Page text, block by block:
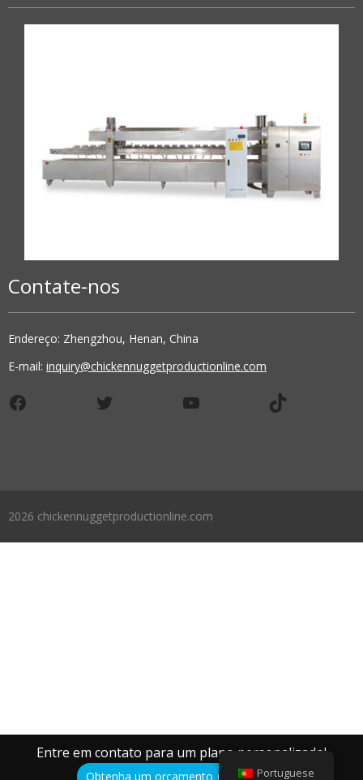
Contate-nos
Endereço: Zhengzhou, Henan, China
E-mail: inquiry@chickennuggetproductionline.com
Facebook Twitter YouTube TikTok
2026 chickennuggetproductionline.com
Entre em contato para um plano personalizado!
Obtenha um orçamento gratuito aqui!Portuguese